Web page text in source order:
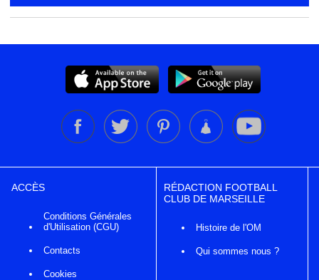
ACCÈS
Conditions Générales
d'Utilisation (CGU)
Contacts
Cookies
RÉDACTION FOOTBALL
CLUB DE MARSEILLE
Histoire de l'OM
Qui sommes nous ?